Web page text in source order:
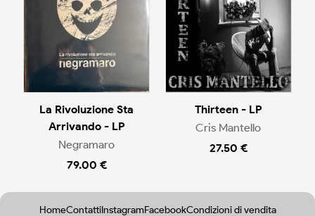
La Rivoluzione Sta
Arrivando - LP
Negramaro
79.00 €
Thirteen - LP
Cris Mantello
27.50 €
HomeContattiInstagramFacebookCondizioni di vendita